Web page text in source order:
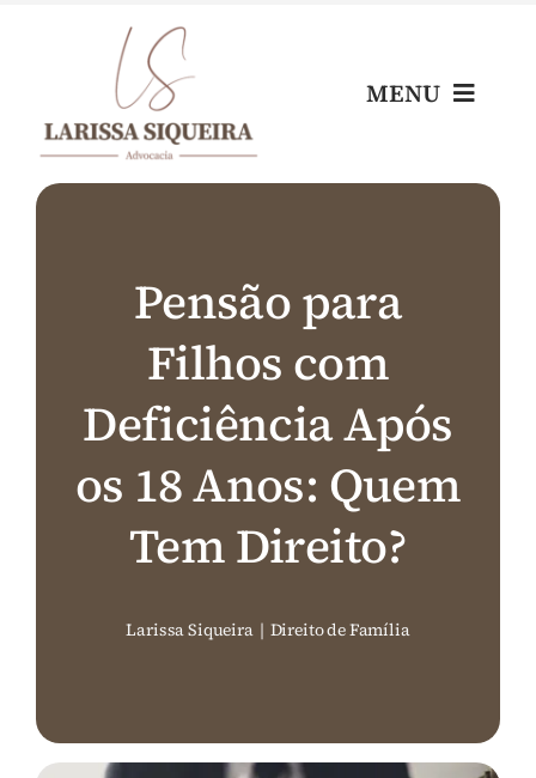
MENU
Home
Nossos Profissionais
Áreas de Atuação
Pensão para
Filhos com
Deficiência Após
os 18 Anos: Quem
Tem Direito?
Larissa Siqueira | Direito de Família